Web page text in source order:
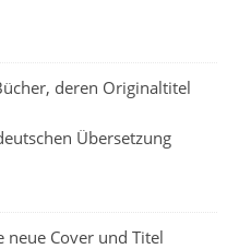
deren Originaltitel
Übersetzung
neue Cover und Titel